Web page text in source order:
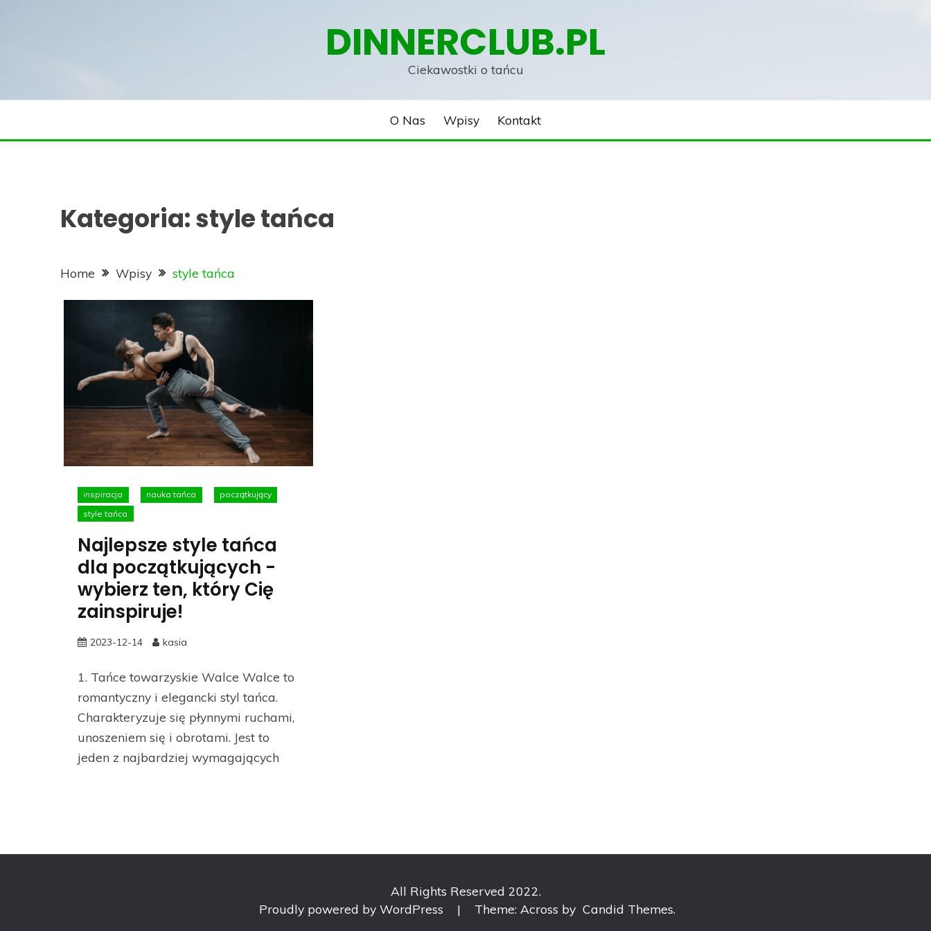
DINNERCLUB.PL
Ciekawostki o tańcu
O Nas Wpisy Kontakt
Kategoria:style tańca
Home Wpisy style tańca
inspiracja nauka tańca
początkujący
style tańca
Najlepsze style tańca
dla początkujących -
wybierz ten, który Cię
zainspiruje!
2023-12-14 kasia
1. Tańce towarzyskie Walce Walce to
romantyczny i elegancki styl tańca.
Charakteryzuje się płynnymi ruchami,
unoszeniem się i obrotami. Jest to
jeden z najbardziej wymagających
All Rights Reserved 2022.
Proudly powered by WordPress
| Theme: Across by Candid Themes.